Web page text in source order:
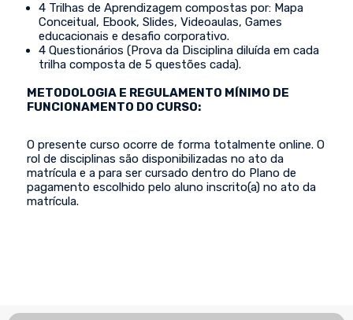
4 Trilhas de Aprendizagem compostas por: Mapa
Conceitual, Ebook, Slides, Videoaulas, Games
educacionais e desafio corporativo.
4 Questionários (Prova da Disciplina diluída em cada
trilha composta de 5 questões cada).
METODOLOGIA E REGULAMENTO MÍNIMO DE
FUNCIONAMENTO DO CURSO:
O presente curso ocorre de forma totalmente online. O
rol de disciplinas são disponibilizadas no ato da
matrícula e a para ser cursado dentro do Plano de
pagamento escolhido pelo aluno inscrito(a) no ato da
matrícula.